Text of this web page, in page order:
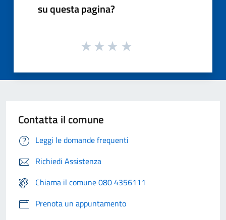
su questa pagina?
Contatta il comune
Leggi le domande frequenti
Richiedi Assistenza
Chiama il comune 080 4356111
Prenota un appuntamento